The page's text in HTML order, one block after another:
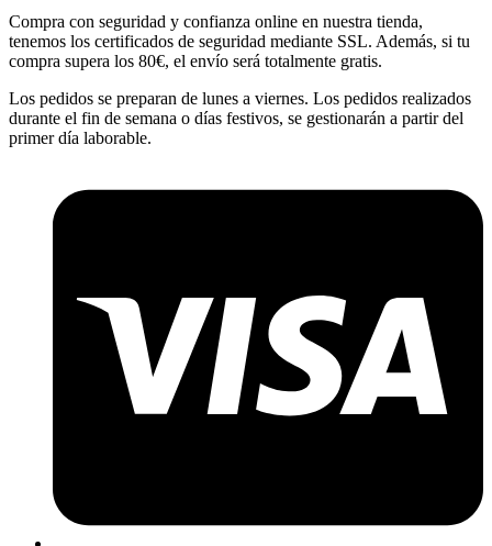
Compra con seguridad y confianza online en nuestra tienda,
tenemos los certificados de seguridad mediante SSL. Además, si tu
compra supera los 80€, el envío será totalmente gratis.
Los pedidos se preparan de lunes a viernes. Los pedidos realizados
durante el fin de semana o días festivos, se gestionarán a partir del
primer día laborable.